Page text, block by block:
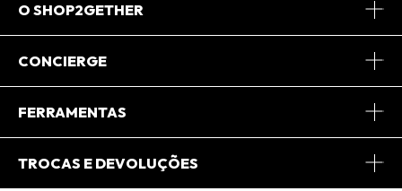
O SHOP2GETHER
Sobre Nós
CONCIERGE
Central de Relacionamento
FERRAMENTAS
Minha Conta
TROCAS E DEVOLUÇÕES